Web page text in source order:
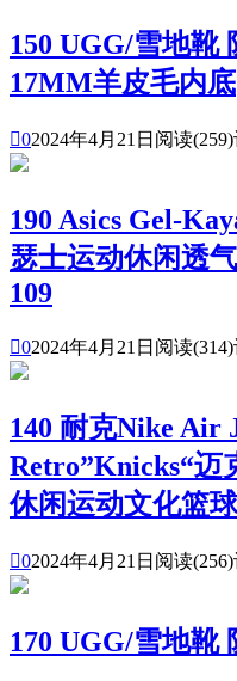
150 UGG/雪地靴
17MM羊皮毛内底
02024年4月21日 阅读(259)
190 Asics Gel-
瑟士运动休闲透
109
02024年4月21日 阅读(314)
140 耐克Nike Air
Retro”Knicks“迈
休闲运动文化篮
02024年4月21日 阅读(256)
170 UGG/雪地靴